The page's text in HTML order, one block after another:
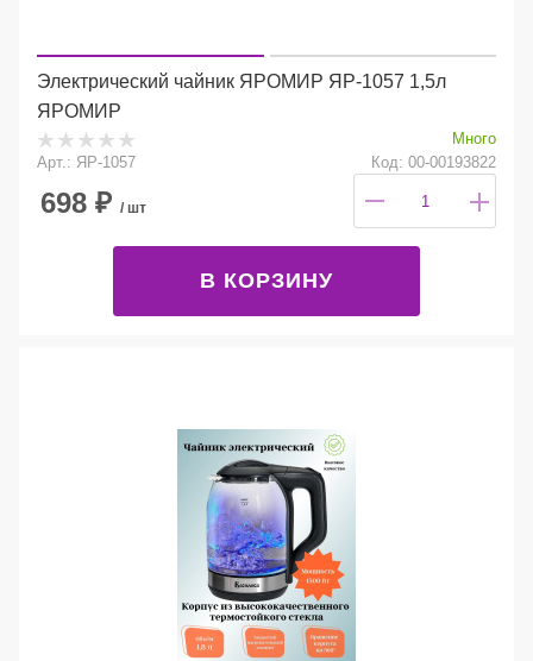
Электрический чайник ЯРОМИР ЯР-1057 1,5л
ЯРОМИР
Много
Арт.: ЯР-1057
Код: 00-00193822
698 ₽ / шт
В КОРЗИНУ